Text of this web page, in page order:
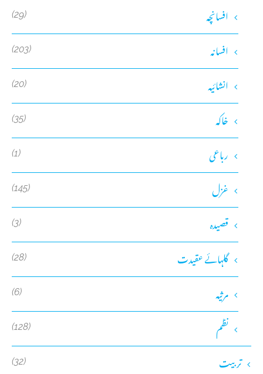
افسانچہ (29)
افسانہ (203)
انشائیہ (20)
خاکہ (35)
رباعی (1)
غزل (145)
قصیدہ (3)
گلہائے عقیدت (28)
مرثیہ (6)
نظم (128)
تربیت (32)